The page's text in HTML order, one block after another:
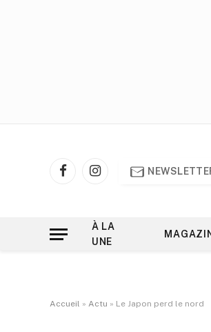
FacebookInstagram
À LA
UNE
Accueil » Actu » Le Japon perd le nord